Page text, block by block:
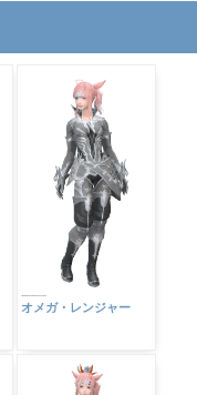
オメガ・レンジャー